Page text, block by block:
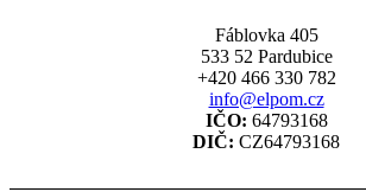
Fáblovka 405
533 52 Pardubice
+420 466 330 782
info@elpom.cz
IČO: 64793168
DIČ: CZ64793168